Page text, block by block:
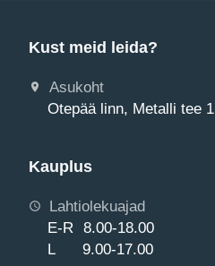
Kust meid leida?
Asukoht
Otepää linn, Metalli tee 1
Kauplus
Lahtiolekuajad
E-R 8.00-18.00
L 9.00-17.00